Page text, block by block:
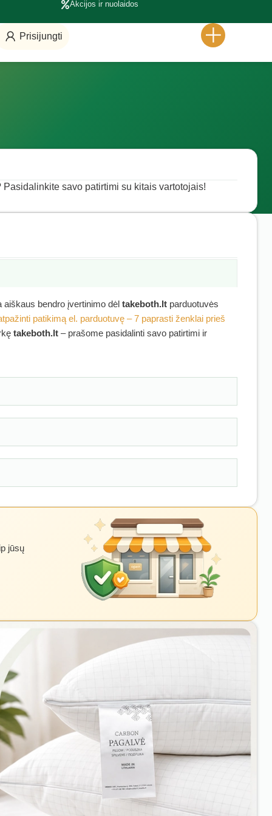
Akcijos ir nuolaidos
Prisijungti
savo patirtimi su kitais vartotojais!
aiškaus bendro įvertinimo dėl takeboth.lt parduotuvės
patikimą el. parduotuvę – 7 paprasti ženklai prieš
takeboth.lt – prašome pasidalinti savo patirtimi ir
jūsų